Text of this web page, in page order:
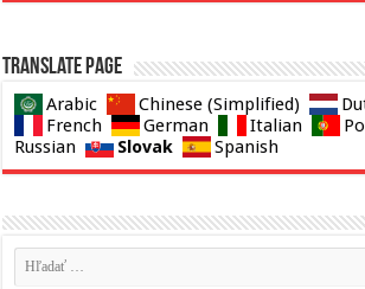
Translate page
Arabic Chinese (Simplified)
French
German Italian
Russian
Slovak Spanish